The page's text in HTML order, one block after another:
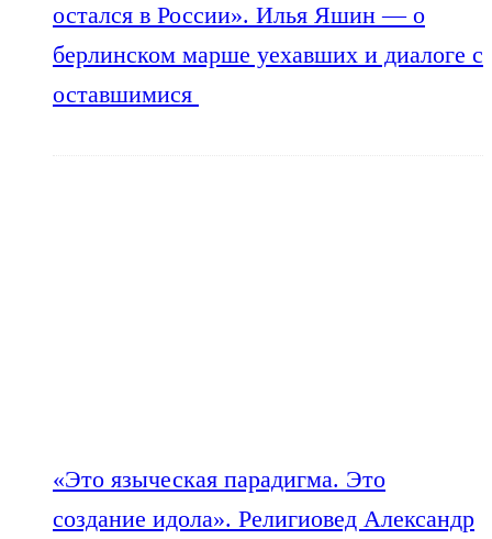
остался в России». Илья Яшин — о
берлинском марше уехавших и диалоге с
оставшимися
«Это языческая парадигма. Это
создание идола». Религиовед Александр